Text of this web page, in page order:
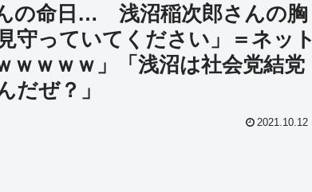
の命日… 浅沼稲次郎さんの胸
っていてください」＝ネット
ｗｗｗｗ」「浅沼は社会党結党
だぜ？」
2021.10.12